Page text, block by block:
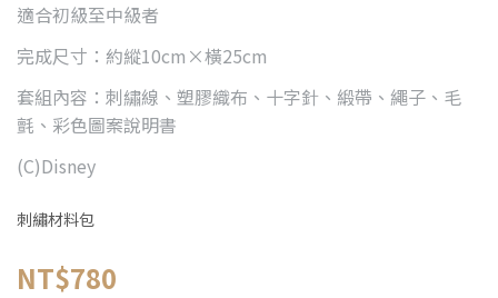
適合初級至中級者
完成尺寸：約縱10cm×橫25cm
套組內容：刺繡線、塑膠織布、十字針、緞帶、繩子、毛
氈、彩色圖案說明書
(C)Disney
刺繡材料包
NT$780